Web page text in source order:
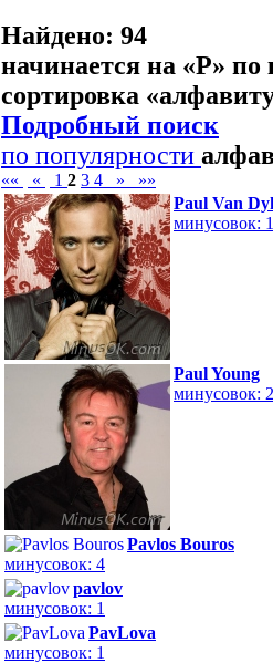
Найдено: 94
начинается на «P» по
сортировка «
Подробный поиск
по популярности
«« « 1 2 3 4 »
»»
Paul Van
минусовок: 1
Paul Young
минусовок: 2
Pavlos Bouros
минусовок: 4
pavlov
минусовок: 1
PavLova
минусовок: 1